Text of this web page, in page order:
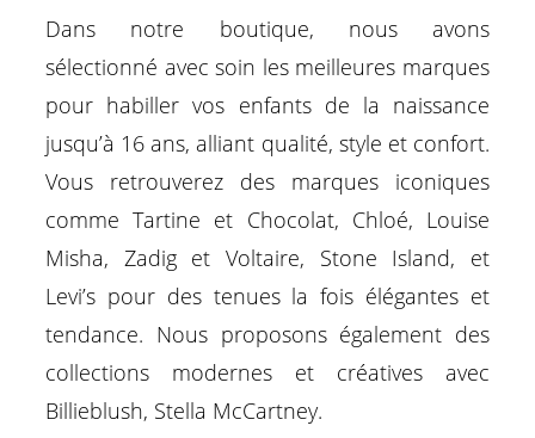
Dans notre boutique, nous avons
sélectionné avec soin les meilleures marques
pour habiller vos enfants de la naissance
jusqu’à 16 ans, alliant qualité, style et confort.
Vous retrouverez des marques iconiques
comme Tartine et Chocolat, Chloé, Louise
Misha, Zadig et Voltaire, Stone Island, et
Levi’s pour des tenues la fois élégantes et
tendance. Nous proposons également des
collections modernes et créatives avec
Billieblush, Stella McCartney.